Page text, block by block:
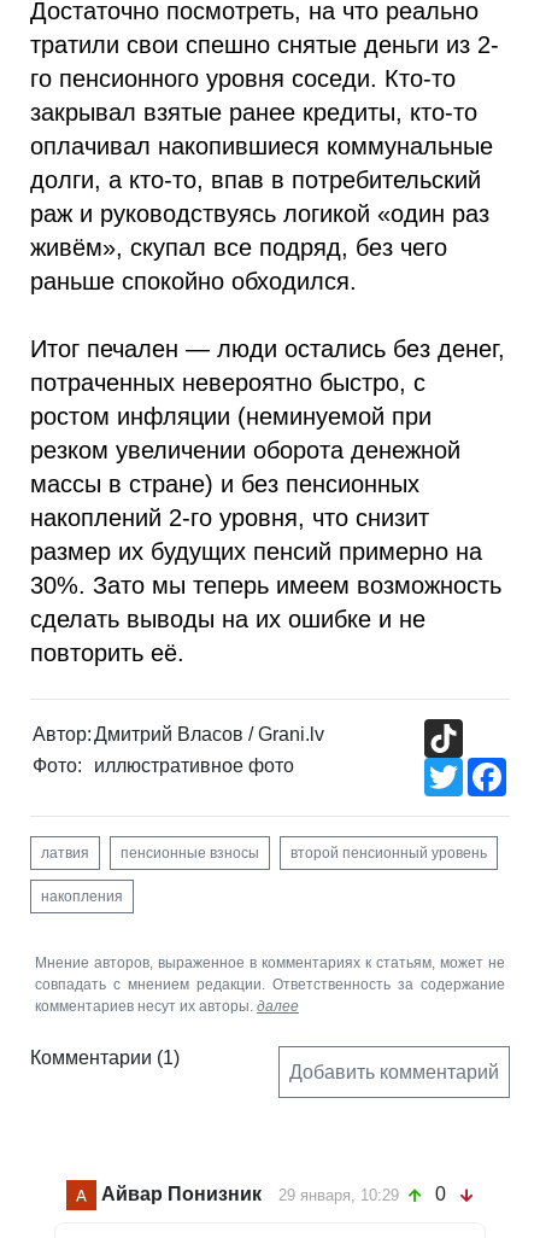
Достаточно посмотреть, на что реально
тратили свои спешно снятые деньги из 2-
го пенсионного уровня соседи. Кто-то
закрывал взятые ранее кредиты, кто-то
оплачивал накопившиеся коммунальные
долги, а кто-то, впав в потребительский
раж и руководствуясь логикой «один раз
живём», скупал все подряд, без чего
раньше спокойно обходился.
Итог печален — люди остались без денег,
потраченных невероятно быстро, с
ростом инфляции (неминуемой при
резком увеличении оборота денежной
массы в стране) и без пенсионных
накоплений 2-го уровня, что снизит
размер их будущих пенсий примерно на
30%. Зато мы теперь имеем возможность
сделать выводы на их ошибке и не
повторить её.
Автор:Дмитрий Власов / Grani.lv
Фото:
иллюстративное фото
Twitter
латвия пенсионные взносы второй пенсионный уровень
накопления
Мнение авторов, выраженное в комментариях к статьям, может не
совпадать с мнением редакции. Ответственность за содержание
комментариев несут их авторы. далее
Комментарии (1)
Добавить комментарий
Айвар Понизник 29 января, 10:29 0